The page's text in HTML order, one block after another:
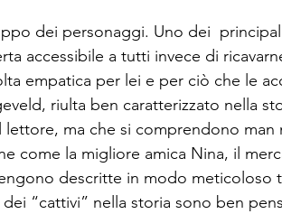
dei personaggi. Uno dei
accessibile a tutti invece di
empatica per lei e per ciò che le
riulta ben caratterizzato nella
ma che si comprendono man
come la migliore amica Nina, il
descritte in modo meticoloso
dei “cattivi” nella storia sono ben